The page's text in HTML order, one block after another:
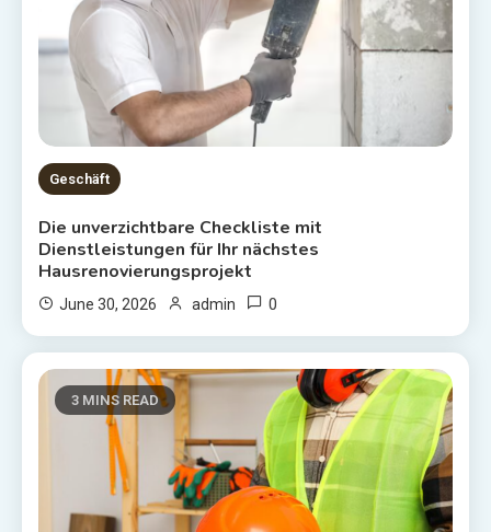
Geschäft
Die unverzichtbare Checkliste mit
Dienstleistungen für Ihr nächstes
Hausrenovierungsprojekt
June 30, 2026 admin 0
3 MINS READ